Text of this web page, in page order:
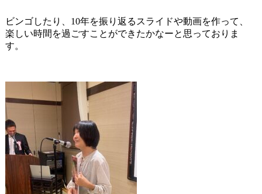
ビンゴしたり、10年を振り返るスライドや動画を作って、
楽しい時間を過ごすことができたかなーと思っておりま
す。